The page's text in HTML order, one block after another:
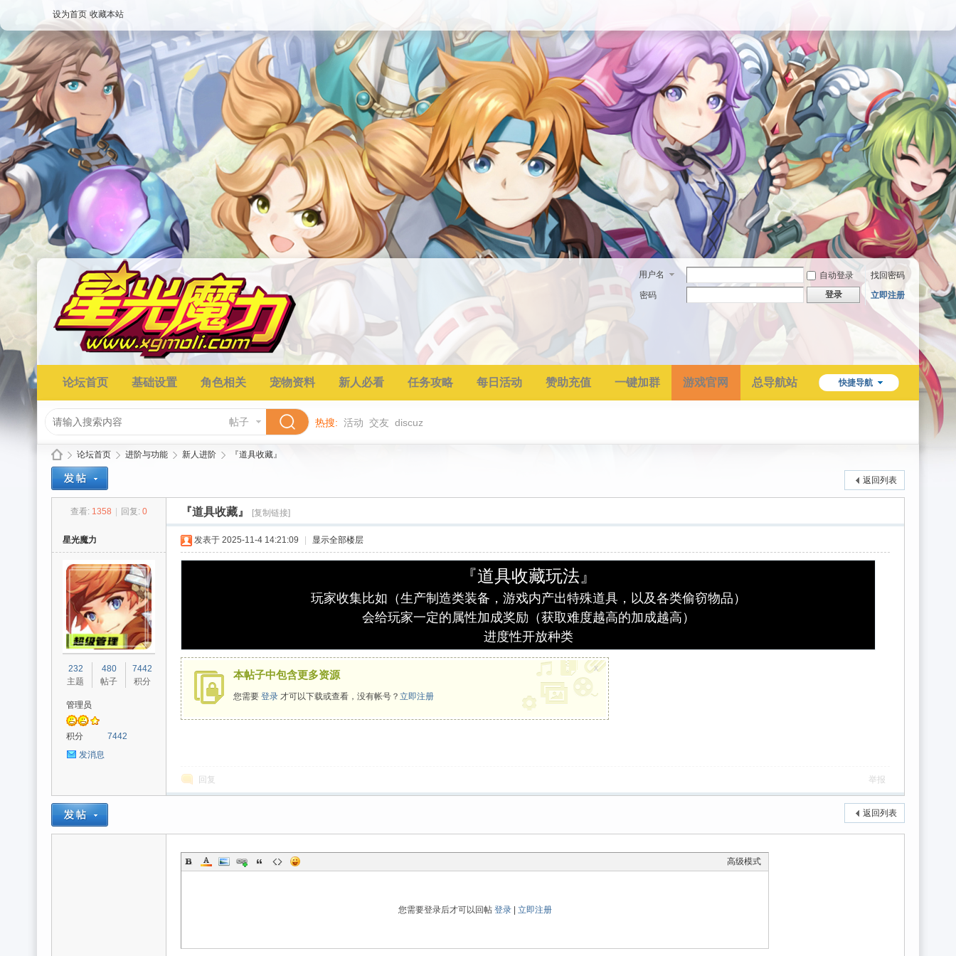
设为首页 收藏本站
用户名 自动登录
找回密码
密码
登录 立即注册
快捷导航
论坛首页 基础设置 角色相关 宠物资料 新人必看 任务攻略 每日活动 赞助充值 一键加群 游戏官网 总导航站
帖子 热搜: 活动 交友 discuz
论坛首页 进阶与功能 新人进阶
›
『道具收藏』
返回列表
查看: 1358 回复: 0 『道具收藏』 [复制链接]
星光魔力
232
主题
480
帖子
7442
积分
管理员
积分
7442
发消息
发表于 2025-11-4 14:21:09 显示全部楼层
『道具收藏玩法』
玩家收集比如（生产制造类装备，游戏内产出特殊道具，以及各类偷窃物品）
会给玩家一定的属性加成奖励（获取难度越高的加成越高）
进度性开放种类
本帖子中包含更多资源
您需要 登录 才可以下载或查看，没有帐号？ 立即注册
x
回复 举报
返回列表
高级模式
您需要登录后才可以回帖 登录| 立即注册